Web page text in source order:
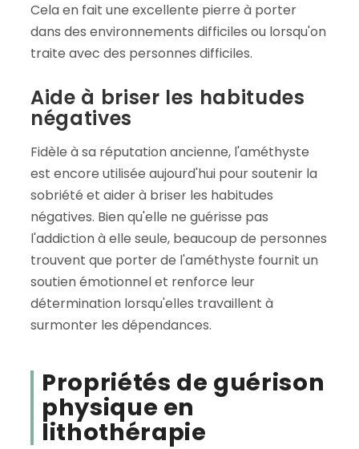
Cela en fait une excellente pierre à porter
dans des environnements difficiles ou lorsqu'on
traite avec des personnes difficiles.
Aide à briser les habitudes
négatives
Fidèle à sa réputation ancienne, l'améthyste
est encore utilisée aujourd'hui pour soutenir la
sobriété et aider à briser les habitudes
négatives. Bien qu'elle ne guérisse pas
l'addiction à elle seule, beaucoup de personnes
trouvent que porter de l'améthyste fournit un
soutien émotionnel et renforce leur
détermination lorsqu'elles travaillent à
surmonter les dépendances.
Propriétés de guérison
physique en
lithothérapie